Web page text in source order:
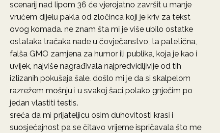
scenarij nad lipom 36 će vjerojatno završit u manje
vrućem dijelu pakla od zločinca koji je kriv za tekst
ovog komada. ne znam šta mi je više ubilo ostatke
ostataka tračaka nade u čovječanstvo, ta patetična,
falša GMO zamjena za humor ili publika, koja je kao i
uvijek, najviše nagrađivala najpredvidljivije od tih
izlizanih pokušaja šale. došlo mi je da si skalpelom
razrežem mošnju i u svakoj šaci polako gnječim po
jedan vlastiti testis.
sreća da mi prijateljicu osim duhovitosti krasi i
suosjećajnost pa se čitavo vrijeme ispričavala što me